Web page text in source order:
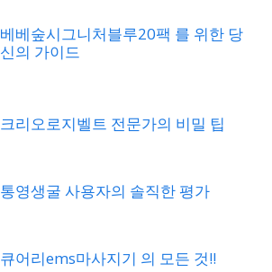
베베숲시그니처블루20팩 를 위한 당
신의 가이드
크리오로지벨트 전문가의 비밀 팁
통영생굴 사용자의 솔직한 평가
큐어리ems마사지기 의 모든 것!!